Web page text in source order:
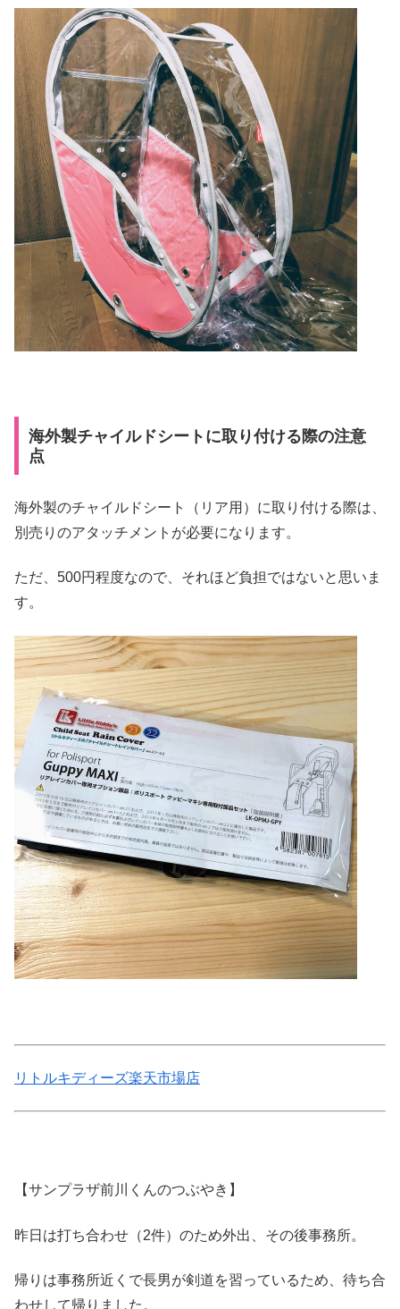
海外製チャイルドシートに取り付ける際の注意
点
海外製のチャイルドシート（リア用）に取り付ける際は、
別売りのアタッチメントが必要になります。
ただ、500円程度なので、それほど負担ではないと思いま
す。
リトルキディーズ楽天市場店
【サンプラザ前川くんのつぶやき】
昨日は打ち合わせ（2件）のため外出、その後事務所。
帰りは事務所近くで長男が剣道を習っているため、待ち合
わせして帰りました。